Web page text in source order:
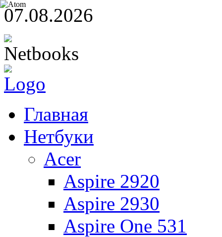
07.08.2026
Главная
Нетбуки
Acer
Aspire 2920
Aspire 2930
Aspire One 531